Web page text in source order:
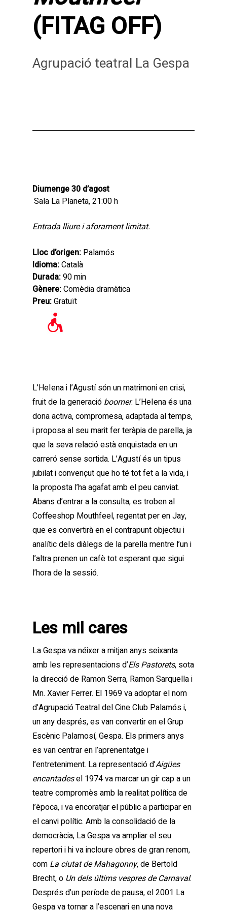
(FITAG OFF)
Agrupació teatral La Gespa
Diumenge 30 d’agost
Sala La Planeta, 21:00 h
Entrada lliure i aforament limitat.
Lloc d’origen: Palamós
Idioma:Català
Durada:90 min
Gènere:Comèdia dramàtica
Preu:Gratuït
L’HeIena i l’Agustí són un matrimoni en crisi,
fruit de la generació boomer. L’HeIena és una
dona activa, compromesa, adaptada al temps,
i proposa al seu marit fer teràpia de parella, ja
que la seva relació està enquistada en un
carreró sense sortida. L’Agustí és un tipus
jubilat i convençut que ho té tot fet a la vida, i
la proposta l’ha agafat amb el peu canviat.
Abans d’entrar a la consulta, es troben al
Coffeeshop Mouthfeel, regentat per en Jay,
que es convertirà en el contrapunt objectiu i
analític dels diàlegs de la parella mentre l’un i
l’altra prenen un cafè tot esperant que sigui
l’hora de la sessió.
Les mil cares
La Gespa va néixer a mitjan anys seixanta
amb les representacions d’Els Pastorets, sota
la direcció de Ramon Serra, Ramon Sarquella i
Mn. Xavier Ferrer. El 1969 va adoptar el nom
d’Agrupació Teatral del Cine Club Palamós i,
un any després, es van convertir en el Grup
Escènic Palamosí, Gespa. Els primers anys
es van centrar en l’aprenentatge i
l’entreteniment. La representació d’Aigües
encantadesel 1974 va marcar un gir cap a un
teatre compromès amb la realitat política de
l’època, i va encoratjar el públic a participar en
el canvi polític. Amb la consolidació de la
democràcia, La Gespa va ampliar el seu
repertori i hi va incloure obres de gran renom,
com La ciutat de Mahagonny, de Bertold
Brecht, o Un dels últims vespres de Carnaval.
Després d’un període de pausa, el 2001 La
Gespa va tornar a l’escenari en una nova